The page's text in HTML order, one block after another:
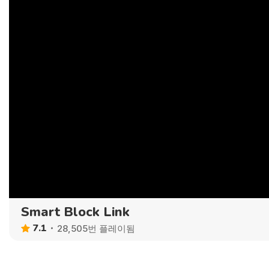
Smart Block Link
7.1 28,505번 플레이됨